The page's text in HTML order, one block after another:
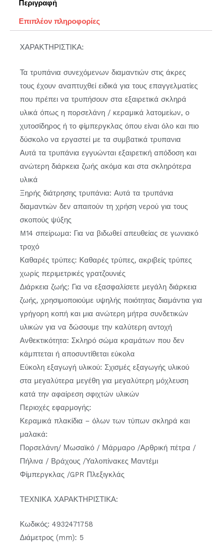
Περιγραφή
Επιπλέον πληροφορίες
ΧΑΡΑΚΤΗΡΙΣΤΙΚΑ:
Τα τρυπάνια συνεχόμενων διαμαντιών στις άκρες
τους έχουν αναπτυχθεί ειδικά για τους επαγγελματίες
που πρέπει να τρυπήσουν στα εξαιρετικά σκληρά
υλικά όπως η πορσελάνη / κεραμικά λατομείων, ο
χυτοσίδηρος ή το φίμπεργκλας όπου είναι όλο και πιο
δύσκολο να εργαστεί με τα συμβατικά τρυπανια
Αυτά τα τρυπάνια εγγυώνται εξαιρετική απόδοση και
ανώτερη διάρκεια ζωής ακόμα και στα σκληρότερα
υλικά
Ξηρής διάτρησης τρυπάνια: Αυτά τα τρυπάνια
διαμαντιών δεν απαιτούν τη χρήση νερού για τους
σκοπούς ψύξης
M14 σπείρωμα: Για να βιδωθεί απευθείας σε γωνιακό
τροχό
Καθαρές τρύπες: Καθαρές τρύπες, ακριβείς τρύπες
χωρίς περιμετρικές γρατζουνιές
Διάρκεια ζωής: Για να εξασφαλίσετε μεγάλη διάρκεια
ζωής, χρησιμοποιούμε υψηλής ποιότητας διαμάντια για
γρήγορη κοπή και μια ανώτερη μήτρα συνδετικών
υλικών για να δώσουμε την καλύτερη αντοχή
Ανθεκτικότητα: Σκληρό σώμα κραμάτων που δεν
κάμπτεται ή αποσυντίθεται εύκολα
Εύκολη εξαγωγή υλικού: Σχισμές εξαγωγής υλικού
στα μεγαλύτερα μεγέθη για μεγαλύτερη μόχλευση
κατά την αφαίρεση σφιχτών υλικών
Περιοχές εφαρμογής:
Κεραμικά πλακίδια – όλων των τύπων σκληρά και
μαλακά:
Πορσελάνη/ Μωσαϊκό / Μάρμαρο /Αρθρική πέτρα /
Πήλινα / Βράχους /Υαλοπίνακες Μαντέμι
Φίμπεργκλας /GPR Πλεξιγκλάς
ΤΕΧΝΙΚΑ ΧΑΡΑΚΤΗΡΙΣΤΙΚΑ:
Κωδικός: 4932471758
Διάμετρος (mm): 5